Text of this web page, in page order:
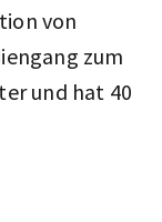
von
zum
und hat 40